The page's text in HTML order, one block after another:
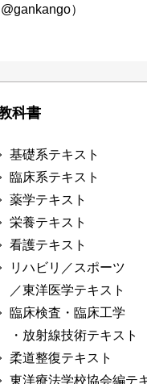
）
科書
基礎系テキスト
臨床系テキスト
薬学テキスト
栄養テキスト
看護テキスト
リハビリ／スポーツ
／東洋医学テキスト
臨床検査・臨床工学
・放射線技術テキスト
柔道整復テキスト
東洋療法学校協会編テ